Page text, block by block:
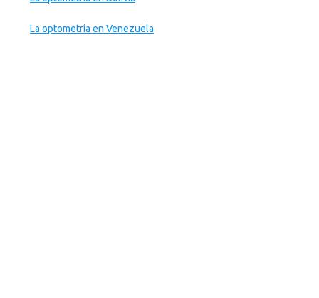
La optometría en Venezuela